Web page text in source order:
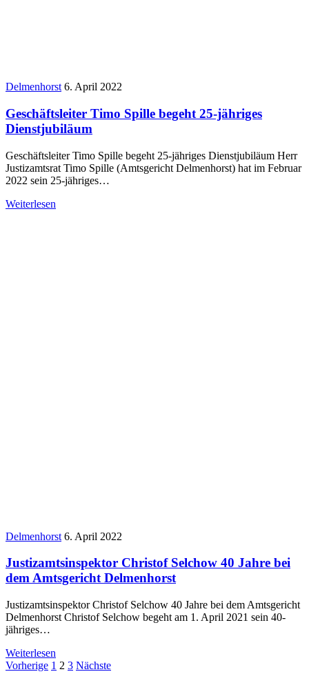
Delmenhorst 6. April 2022
Geschäftsleiter Timo Spille begeht 25-jähriges
Dienstjubiläum
Geschäftsleiter Timo Spille begeht 25-jähriges Dienstjubiläum Herr
Justizamtsrat Timo Spille (Amtsgericht Delmenhorst) hat im Februar
2022 sein 25-jähriges…
Weiterlesen
Delmenhorst 6. April 2022
Justizamtsinspektor Christof Selchow 40 Jahre bei
dem Amtsgericht Delmenhorst
Justizamtsinspektor Christof Selchow 40 Jahre bei dem Amtsgericht
Delmenhorst Christof Selchow begeht am 1. April 2021 sein 40-
jähriges…
Weiterlesen
Seitennummerierung
Vorherige 1 2 3 Nächste